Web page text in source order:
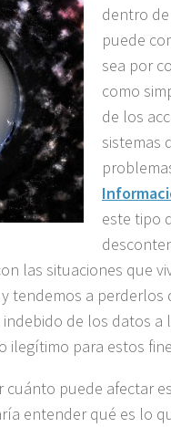
dentro
puede
sea por
como
de los
sistemas
este tipo
las situaciones que
tendemos a perderlos
de los datos a
ilegítimo para estos
cuánto puede afectar
entender qué es lo